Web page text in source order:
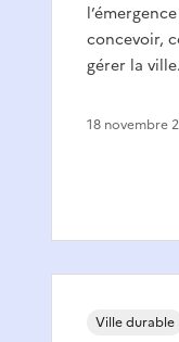
concevoir,
gérer la ville.
18 novembre
Ville durable